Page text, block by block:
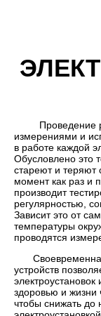
Проведение
измерениями и
в работе каждой
Обусловлено это
стареют и теряют
момент как раз и
производит
регулярностью,
Зависит это от
температуры
проводятся
устройств
здоровью и жизни
чтобы снижать до